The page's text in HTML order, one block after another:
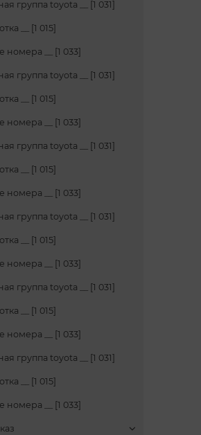
группа toyota __ [1 031]
__ [1 015]
номера __ [1 033]
группа toyota __ [1 031]
__ [1 015]
номера __ [1 033]
группа toyota __ [1 031]
__ [1 015]
номера __ [1 033]
группа toyota __ [1 031]
__ [1 015]
номера __ [1 033]
группа toyota __ [1 031]
__ [1 015]
номера __ [1 033]
группа toyota __ [1 031]
__ [1 015]
номера __ [1 033]